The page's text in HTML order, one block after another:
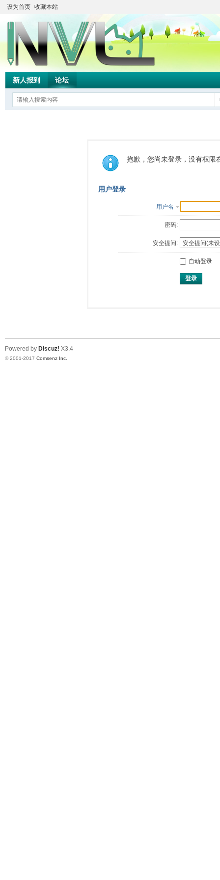
设为首页 收藏本站
新人报到 论坛
抱歉，您尚未登录，没有权限
用户登录
用户名
密码:
安全提问:
自动登录
登录
Powered by Discuz! X3.4
© 2001-2017 Comsenz Inc.